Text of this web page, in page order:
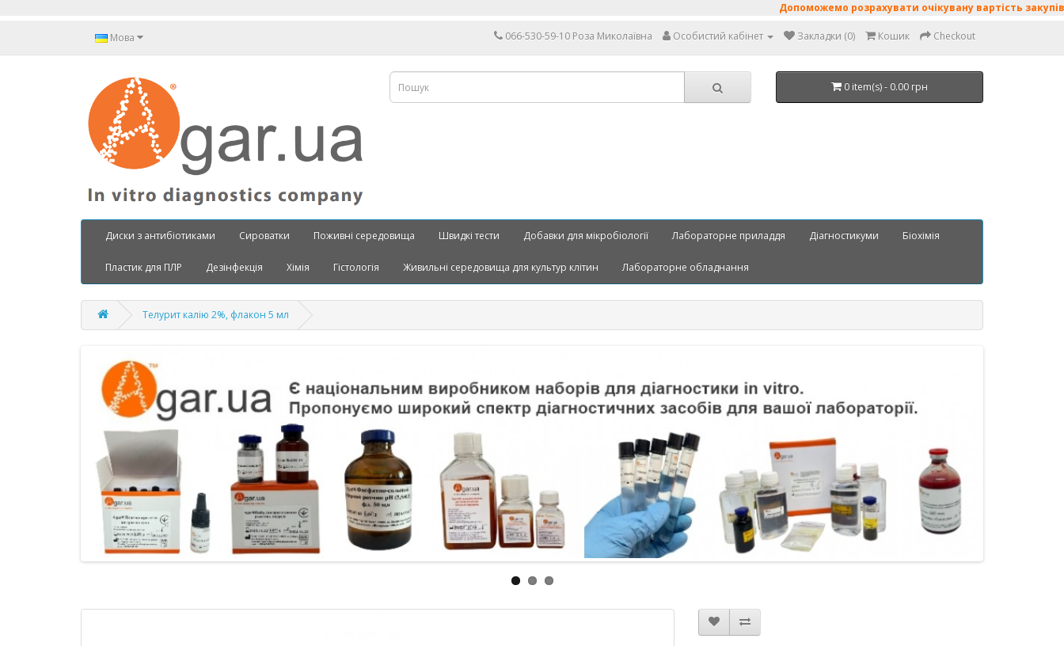
Допоможемо розрахувати очікувану вартість закупівлі:
Мова 066-530-59-10 Роза Миколаївна Особистий кабінет Закладки (0) Кошик Checkout
0 item(s) - 0.00 грн
Диски з антибіотиками Сироватки Поживні середовища Швидкі тести Добавки для мікробіології Лабораторне приладдя Діагностикуми Біохімія
Пластик для ПЛР Дезінфекція Хімія Гістологія Живильні середовища для культур клітин Лабораторне обладнання
Телурит калію 2%, флакон 5 мл